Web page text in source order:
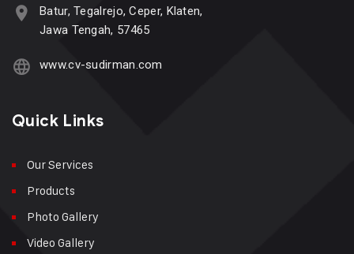
Batur, Tegalrejo, Ceper, Klaten,
Jawa Tengah, 57465
www.cv-sudirman.com
Quick Links
Our Services
Products
Photo Gallery
Video Gallery